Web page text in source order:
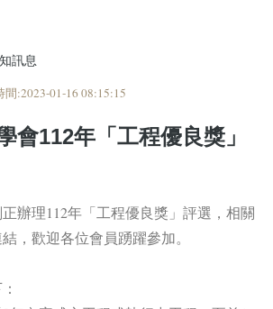
訊息
:2023-01-16 08:15:15
會112年「工程優良獎」
辦理112年「工程優良獎」評選，相關
，歡迎各位會員踴躍參加。